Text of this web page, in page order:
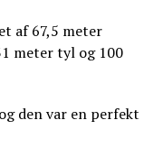
af 67,5 meter
meter tyl og 100
den var en perfekt